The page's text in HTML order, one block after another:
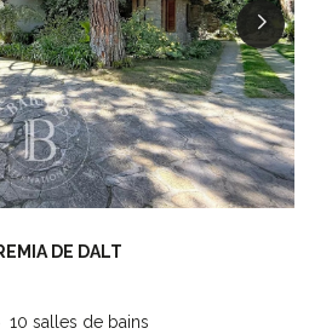
DE DALT
10 salles de bains